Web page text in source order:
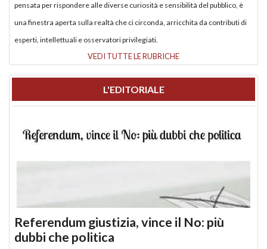
pensata per rispondere alle diverse curiosità e sensibilità del pubblico, è
una finestra aperta sulla realtà che ci circonda, arricchita da contributi di
esperti, intellettuali e osservatori privilegiati.
VEDI TUTTE LE RUBRICHE
L'EDITORIALE
Referendum giustizia, vince il No: più
dubbi che politica